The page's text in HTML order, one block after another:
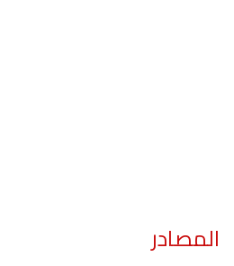
المصادر